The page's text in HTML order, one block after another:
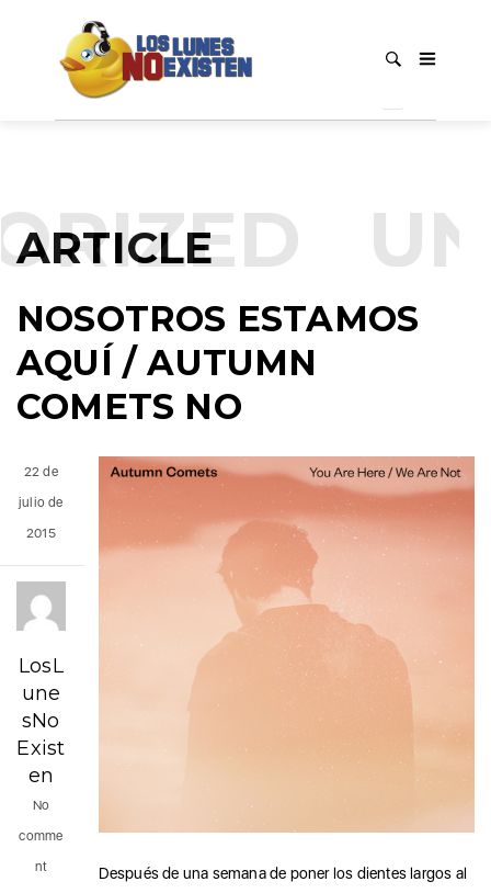
ARTICLE
NOSOTROS ESTAMOS
AQUÍ / AUTUMN
COMETS NO
Después de una semana de poner los dientes largos al
22 de
julio de
2015
LosL
une
sNo
Exist
en
No
comme
nt